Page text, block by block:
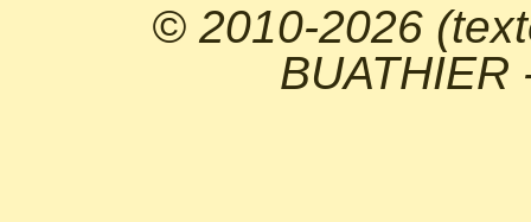
© 2010-2026
BUATHIER